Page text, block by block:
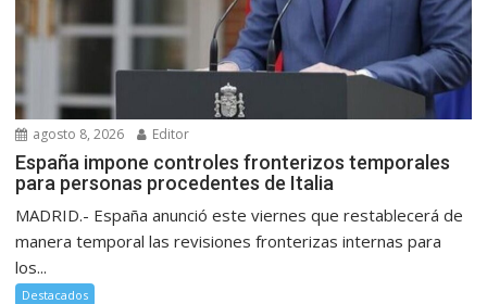
agosto 8, 2026 Editor
España impone controles fronterizos temporales
para personas procedentes de Italia
MADRID.- España anunció este viernes que restablecerá de
manera temporal las revisiones fronterizas internas para
los...
Destacados